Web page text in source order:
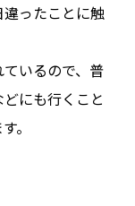
ったことに触
いるので、普
にも行くこと
。